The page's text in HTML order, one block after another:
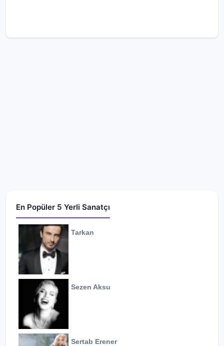
En Popüler 5 Yerli Sanatçı
Tarkan
Sezen Aksu
Sertab Erener